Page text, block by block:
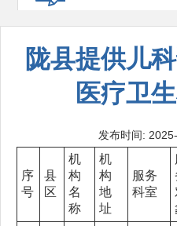
陇县提供儿
医疗卫
发布时间:
序
号
县
区
机
构
名
称
机
构
地
址
服务
科室